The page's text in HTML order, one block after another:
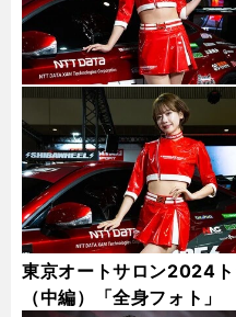
東京オートサロン2024
（中編）「全身フォト」